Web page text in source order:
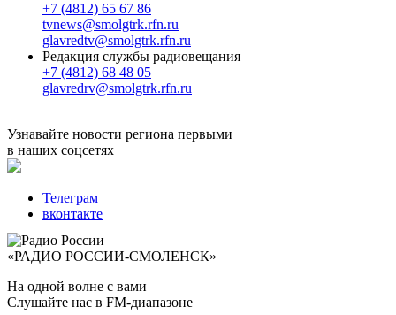
+7 (4812) 65 67 86
tvnews@smolgtrk.rfn.ru
glavredtv@smolgtrk.rfn.ru
Редакция службы радиовещания
+7 (4812) 68 48 05
glavredrv@smolgtrk.rfn.ru
Узнавайте новости региона первыми
в наших соцсетях
Телеграм
вконтакте
«РАДИО РОССИИ-СМОЛЕНСК»
На одной волне с вами
Слушайте нас в FM-диапазоне